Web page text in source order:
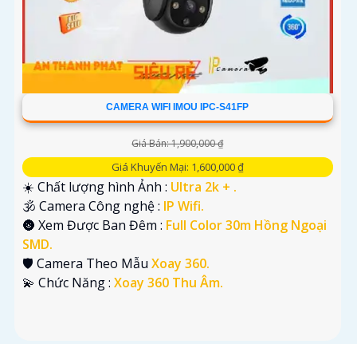
CAMERA WIFI IMOU IPC-S41FP
Giá Bán: 1,900,000 ₫
Giá Khuyến Mại: 1,600,000 ₫
☀️ Chất lượng hình Ảnh : Ultra 2k + .
🕉️ Camera Công nghệ : IP Wifi.
🌚 Xem Được Ban Đêm : Full Color 30m Hồng Ngoại
SMD.
🛡 Camera Theo Mẫu Xoay 360.
️💫 Chức Năng : Xoay 360 Thu Âm.